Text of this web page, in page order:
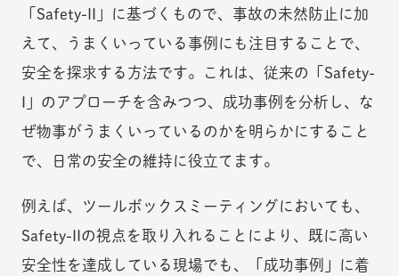
「Safety-II」に基づくもので、事故の未然防止に加
えて、うまくいっている事例にも注目することで、
安全を探求する方法です。これは、従来の「Safety-
I」のアプローチを含みつつ、成功事例を分析し、な
ぜ物事がうまくいっているのかを明らかにすること
で、日常の安全の維持に役立てます。
例えば、ツールボックスミーティングにおいても、
Safety-IIの視点を取り入れることにより、既に高い
安全性を達成している現場でも、「成功事例」に着